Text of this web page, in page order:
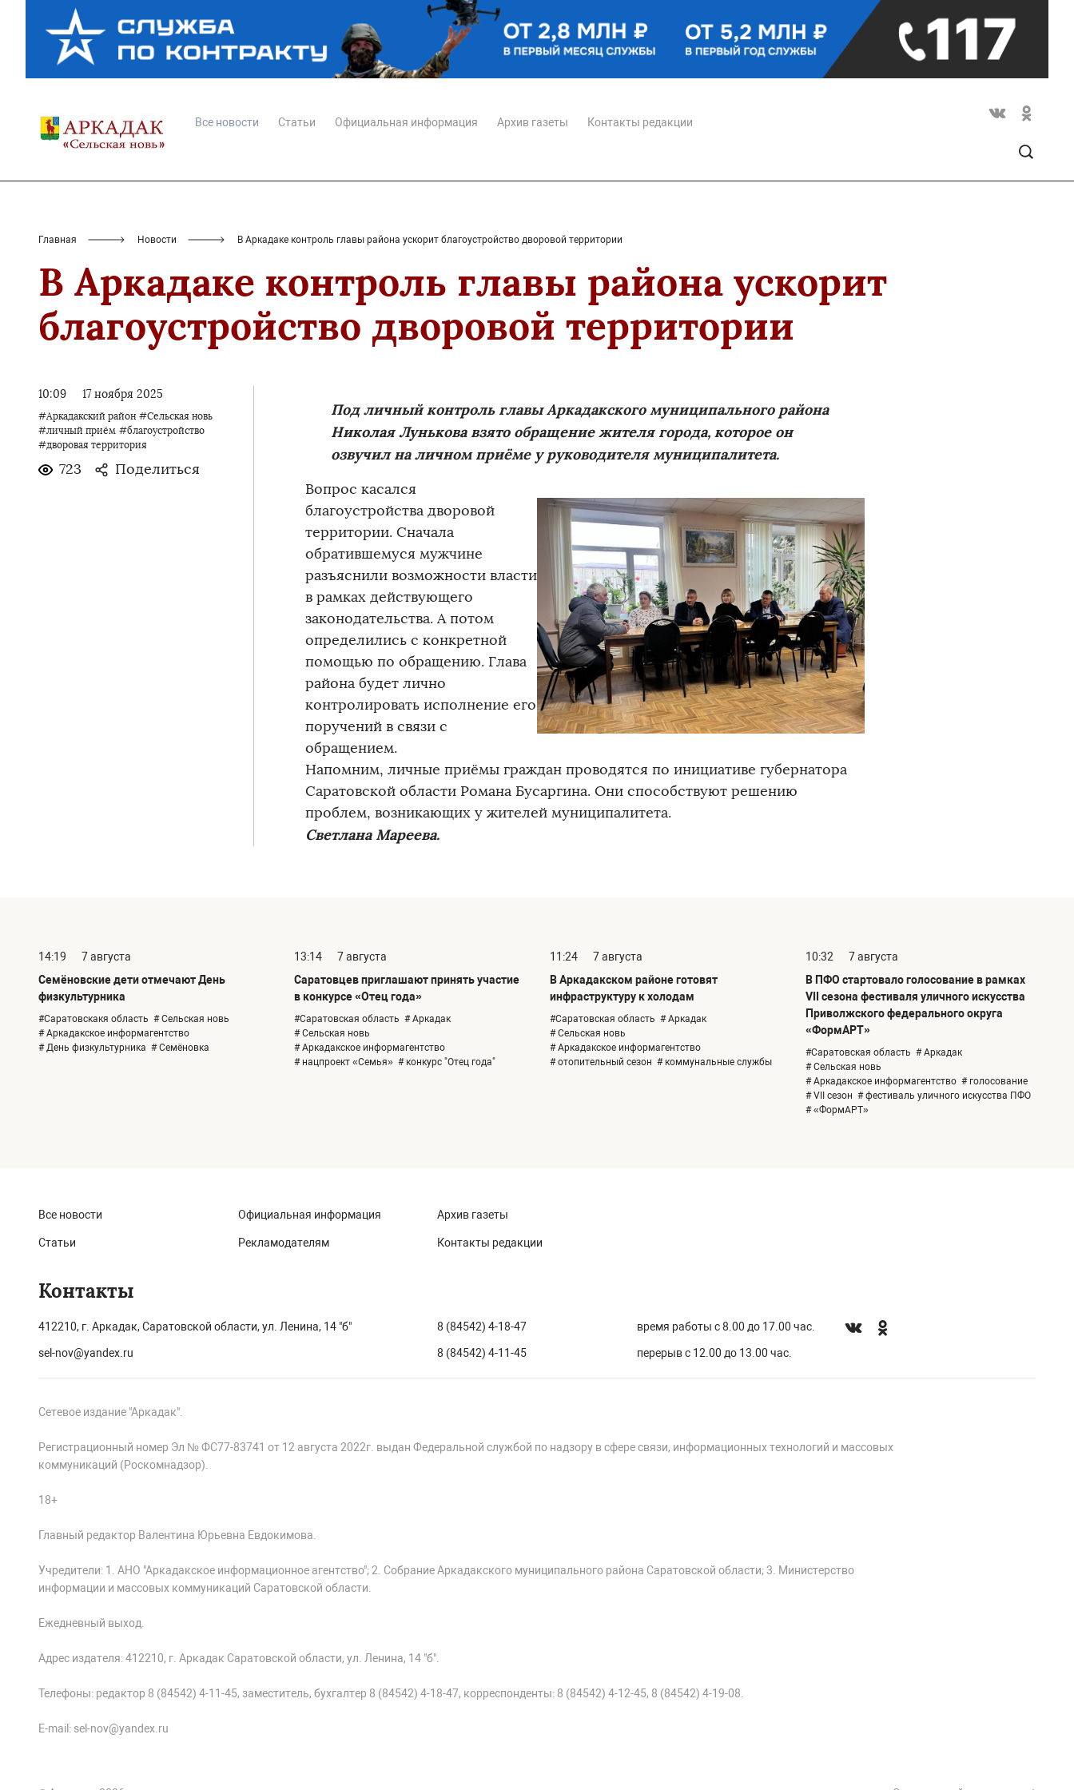
Все новости Статьи Официальная информация Архив газеты Контакты редакции
Главная Новости В Аркадаке контроль главы района ускорит благоустройство дворовой территории
В Аркадаке контроль главы района ускорит
благоустройство дворовой территории
10:09 17 ноября 2025
#Аркадакский район #Сельская новь
#личный приём #благоустройство
#дворовая территория
723 Поделиться
Под личный контроль главы Аркадакского муниципального района
Николая Лунькова взято обращение жителя города, которое он
озвучил на личном приёме у руководителя муниципалитета.
Вопрос касался
благоустройства дворовой
территории. Сначала
обратившемуся мужчине
разъяснили возможности власти
в рамках действующего
законодательства. А потом
определились с конкретной
помощью по обращению. Глава
района будет лично
контролировать исполнение его
поручений в связи с
обращением.
Напомним, личные приёмы граждан проводятся по инициативе губернатора
Саратовской области Романа Бусаргина. Они способствуют решению
проблем, возникающих у жителей муниципалитета.
Светлана Мареева.
14:19
7 августа
Семёновские дети отмечают День
физкультурника
#Саратовскакя область # Сельская новь
# Аркадакское информагентство
# День физкультурника # Семёновка
13:14
7 августа
Саратовцев приглашают принять участие
в конкурсе «Отец года»
#Саратовская область # Аркадак
# Сельская новь
# Аркадакское информагентство
# нацпроект «Семья» # конкурс "Отец года"
11:24
7 августа
В Аркадакском районе готовят
инфраструктуру к холодам
#Саратовская область # Аркадак
# Сельская новь
# Аркадакское информагентство
# отопительный сезон # коммунальные службы
10:32
7 августа
В ПФО стартовало голосование в рамках
VII сезона фестиваля уличного искусства
Приволжского федерального округа
«ФормАРТ»
#Саратовская область # Аркадак
# Сельская новь
# Аркадакское информагентство # голосование
# VII сезон # фестиваль уличного искусства ПФО
# «ФормАРТ»
Все новости
Статьи
Официальная информация
Рекламодателям
Архив газеты
Контакты редакции
Контакты
412210, г. Аркадак, Саратовской области, ул. Ленина, 14 "б"
sel-nov@yandex.ru
8 (84542) 4-18-47
8 (84542) 4-11-45
время работы с 8.00 до 17.00 час.
перерыв с 12.00 до 13.00 час.
Сетевое издание "Аркадак".
Регистрационный номер Эл № ФС77-83741 от 12 августа 2022г. выдан Федеральной службой по надзору в сфере связи, информационных технологий и массовых
коммуникаций (Роскомнадзор).
18+
Главный редактор Валентина Юрьевна Евдокимова.
Учредители: 1. АНО "Аркадакское информационное агентство"; 2. Собрание Аркадакского муниципального района Саратовской области; 3. Министерство
информации и массовых коммуникаций Саратовской области.
Ежедневный выход.
Адрес издателя: 412210, г. Аркадак Саратовской области, ул. Ленина, 14 "б".
Телефоны: редактор 8 (84542) 4-11-45, заместитель, бухгалтер 8 (84542) 4-18-47, корреспонденты: 8 (84542) 4-12-45, 8 (84542) 4-19-08.
E-mail: sel-nov@yandex.ru